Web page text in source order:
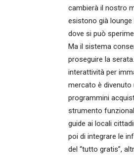
cambierà il nostro
esistono già
dove si può
Ma il sistema
proseguire la
interattività per
mercato è divenuto
programmini
strumento
guide ai locali
poi di integrare le
del “tutto gratis”,